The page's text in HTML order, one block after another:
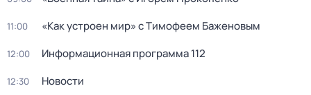
11:00 «Как устроен мир» с Тимофеем Баженовым
12:00 Информационная программа 112
12:30 Новости